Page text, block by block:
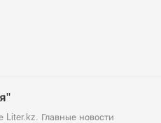
Liter.kz. Главные новости